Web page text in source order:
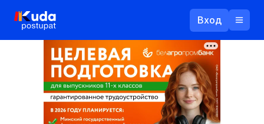
Вход
Логин
Назад